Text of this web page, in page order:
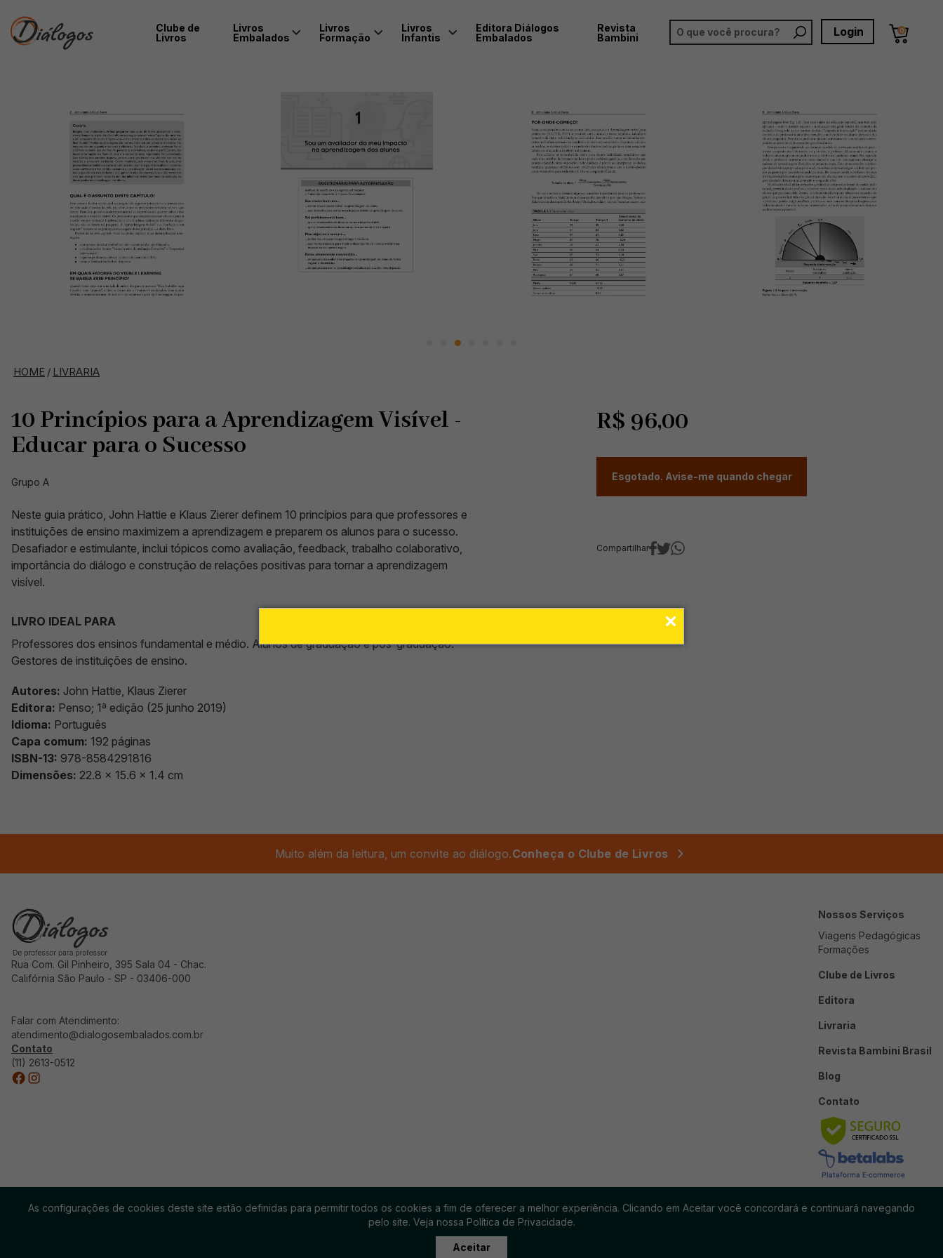
Clube de
Livros
Livros
Embalados
Livros
Formação
Livros
Infantis
Editora Diálogos
Embalados
Revista
Bambini
Login 0
HOME / LIVRARIA
10 Princípios para a Aprendizagem Visível -
Educar para o Sucesso
Grupo A
Neste guia prático, John Hattie e Klaus Zierer definem 10 princípios para que professores e
instituições de ensino maximizem a aprendizagem e preparem os alunos para o sucesso.
Desafiador e estimulante, inclui tópicos como avaliação, feedback, trabalho colaborativo,
importância do diálogo e construção de relações positivas para tornar a aprendizagem
visível.
LIVRO IDEAL PARA
Professores dos ensinos fundamental e médio. Alunos de graduação e pós-graduação.
Gestores de instituições de ensino.
Autores: John Hattie, Klaus Zierer
Editora: Penso; 1ª edição (25 junho 2019)
Idioma: Português
Capa comum: 192 páginas
ISBN-13: 978-8584291816
Dimensões: 22.8 x 15.6 x 1.4 cm
R$ 96,00
Esgotado. Avise-me quando chegar
Compartilhar
Muito além da leitura, um convite ao diálogo.Conheça o Clube de Livros
Rua Com. Gil Pinheiro, 395 Sala 04 - Chac.
Califórnia São Paulo - SP - 03406-000
Falar com Atendimento:
atendimento@dialogosembalados.com.br
Contato
(11) 2613-0512
Nossos Serviços
Viagens Pedagógicas
Formações
Clube de Livros
Editora
Livraria
Revista Bambini Brasil
Blog
Contato
DIÁLOGOS EMBALADOS - CNPJ 16617872000133 - IE - 141.928.913.118
As configurações de cookies deste site estão definidas para permitir todos os cookies a fim de oferecer a melhor experiência. Clicando em Aceitar você concordará e continuará navegando
pelo site. Veja nossa Política de Privacidade.
Aceitar